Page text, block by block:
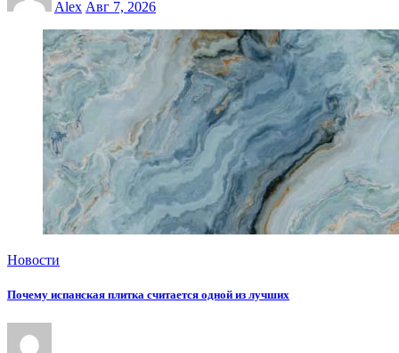
Alex Авг 7, 2026
Новости
Почему испанская плитка считается одной из лучших